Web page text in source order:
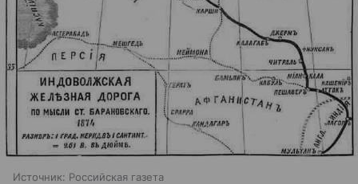
Источник: Российская газета